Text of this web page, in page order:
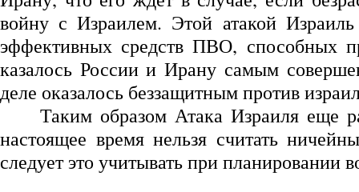
войну с Израилем. Этой атакой
эффективных средств ПВО, способных
казалось России и Ирану самым
деле оказалось беззащитным против
Таким образом Атака Израиля еще
настоящее время нельзя считать
следует это учитывать при планировании